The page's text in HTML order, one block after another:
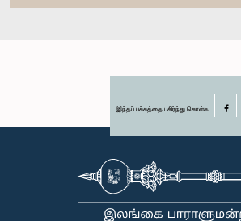
இந்தப் பக்கத்தை பகிர்ந்து கொள்க